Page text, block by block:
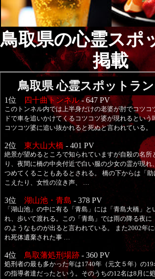
鳥取県の心霊スポ
掲載
鳥取県 心霊スポットラ
1位 四十曲トンネル- 647 PV
このトンネル内では上半身だけの老婆が肘でコツコ
ドで車を追いかけてくるコツコツ婆が現れるとい
コツコツ婆に追い抜かれると死ぬと言われている。
2位 東大山大橋 - 401 PV
絶景が望めるところで知られていますが自殺の名所
り、夜間に橋の中央付近で白い服の少女の霊が現れ
つめてくることもあるとされる。 橋の下からは「
こえたり、女性の泣き声、 …
3位 湖山池・青島 - 378 PV
「湖山池」の中に有る「青島」には「青島大橋」と
れ、歩いて渡れる。この「青島」では雨の降る夜に
のようなものが出ると言われている。 また2002年
れ死体遺棄された事 …
4位 鳥取藩処刑場跡 - 360 PV
処刑者の最も多かった年は1740年（元文５年）の
の指導者達だったという。そのうちの12名は8月に